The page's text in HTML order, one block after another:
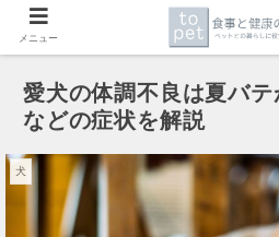
愛犬の体調不良は夏バ
などの症状を解説
犬
メニュー